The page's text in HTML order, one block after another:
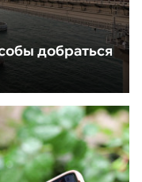
добраться